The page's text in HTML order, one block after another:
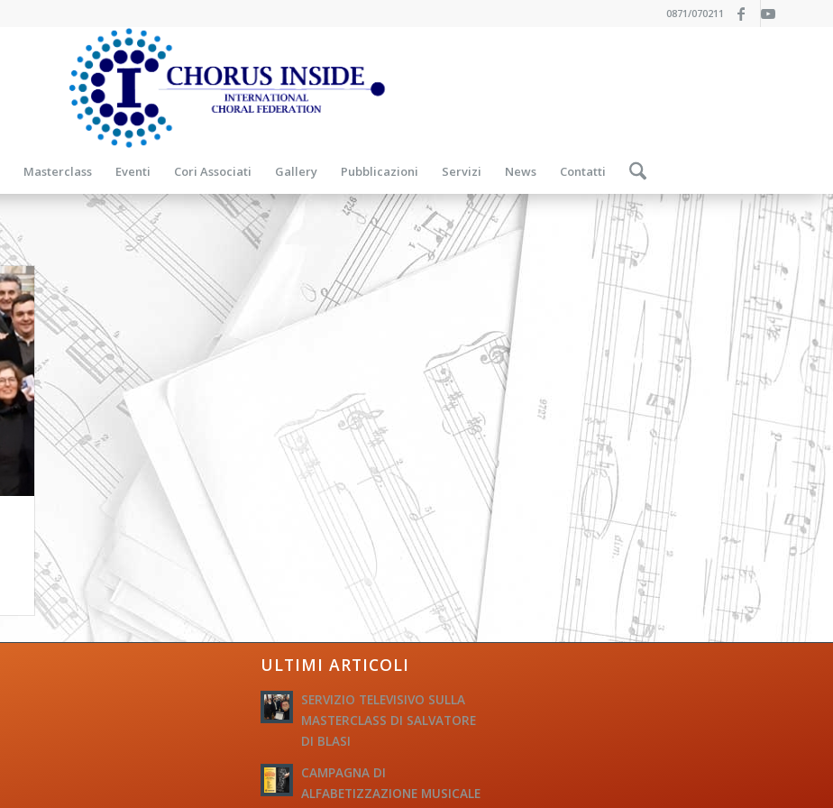
0871/070211
Masterclass Eventi Cori Associati Gallery Pubblicazioni Servizi News Contatti
ULTIMI ARTICOLI
SERVIZIO TELEVISIVO SULLA
MASTERCLASS DI SALVATORE
DI BLASI
CAMPAGNA DI
ALFABETIZZAZIONE MUSICALE